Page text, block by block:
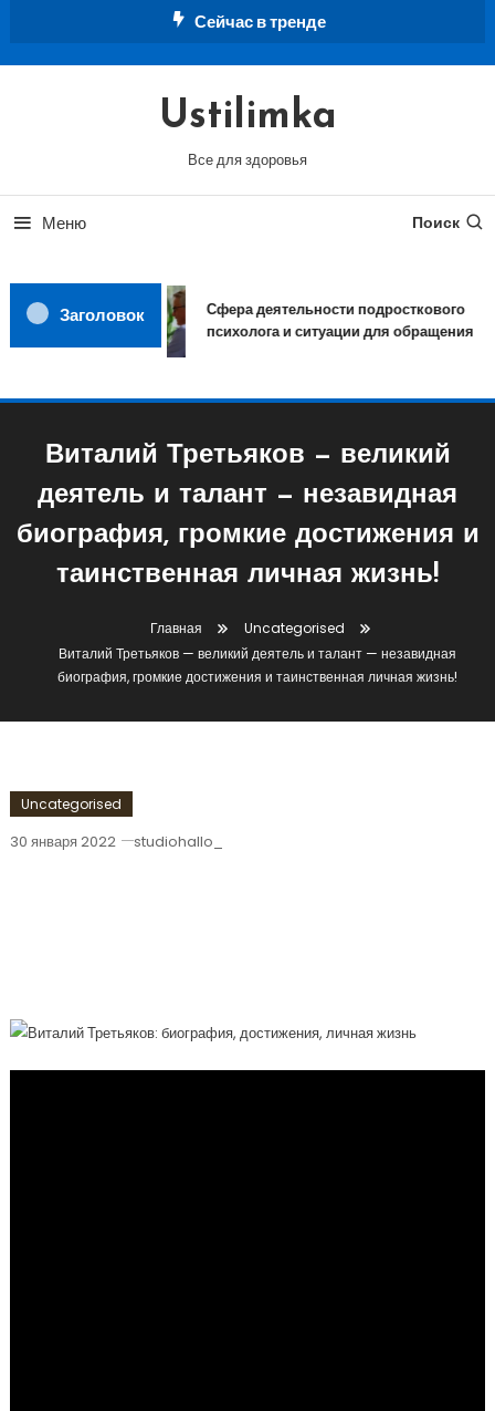
Сейчас в тренде
Ustilimka
Все для здоровья
Меню Поиск
Заголовок
Сфера деятельности подросткового
психолога и ситуации для обращения
Виталий Третьяков — великий
деятель и талант — незавидная
биография, громкие достижения и
таинственная личная жизнь!
Главная
Uncategorised
Виталий Третьяков — великий деятель и талант — незавидная
биография, громкие достижения и таинственная личная жизнь!
Uncategorised
30 января 2022 studiohallo_